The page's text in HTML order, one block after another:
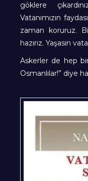
göklere
Vatanımızın
zaman koruruz.
hazırız. Yaşasın
Askerler de hep bir
Osmanlılar!” diye